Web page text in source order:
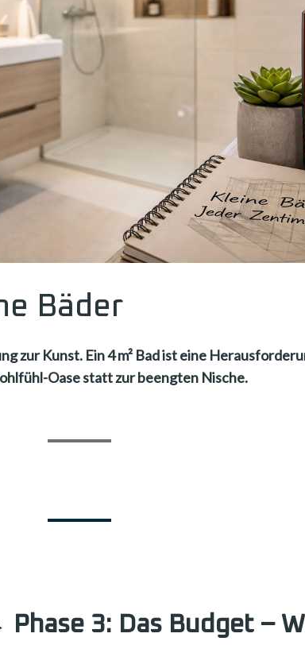
Bäder
zur Kunst. Ein 4 m² Bad ist eine
Oase statt zur beengten Nische.
Phase 3: Das Budget –